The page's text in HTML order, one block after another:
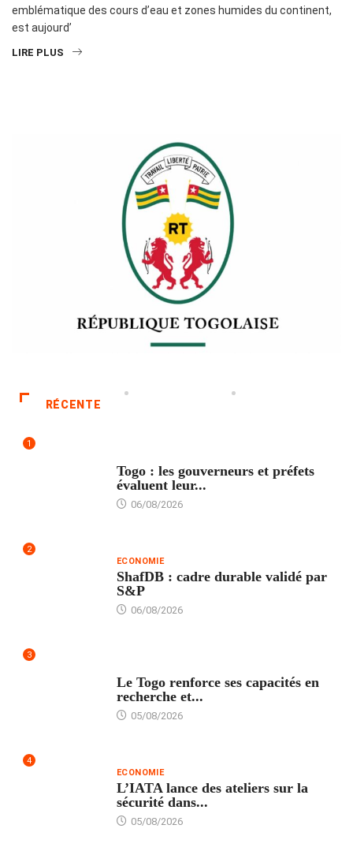
emblématique des cours d’eau et zones humides du continent,
est aujourd’
LIRE PLUS
RÉCENTE
1
Togo : les gouverneurs et préfets
évaluent leur...
06/08/2026
2
ECONOMIE
ShafDB : cadre durable validé par
S&P
06/08/2026
3
Le Togo renforce ses capacités en
recherche et...
05/08/2026
4
ECONOMIE
L’IATA lance des ateliers sur la
sécurité dans...
05/08/2026